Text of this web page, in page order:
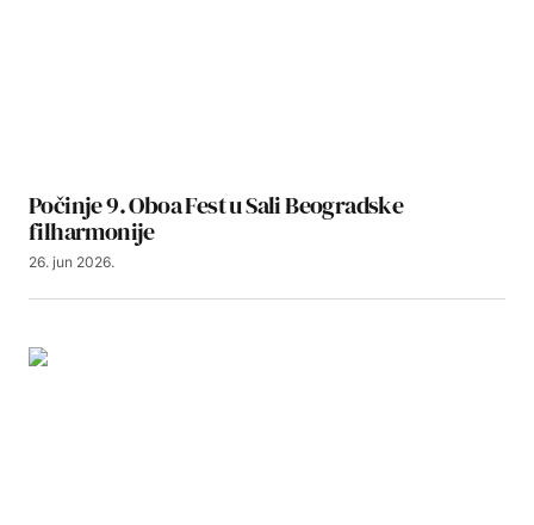
Počinje 9. Oboa Fest u Sali Beogradske
filharmonije
26. jun 2026.